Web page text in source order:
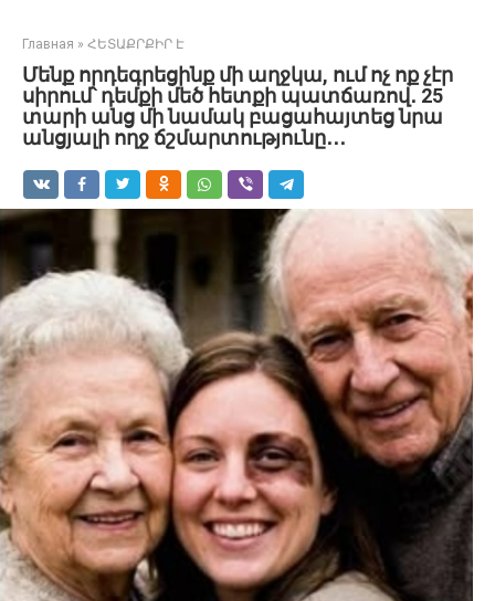
Главная » ՀԵՏԱՔՐՔԻՐ Է
Մենք որդեգրեցինք մի աղջկա, ում ոչ ոք չէր
սիրում՝ դեմքի մեծ հետքի պատճառով․ 25
տարի անց մի նամակ բացահայտեց նրա
անցյալի ողջ ճշմարտությունը․․․